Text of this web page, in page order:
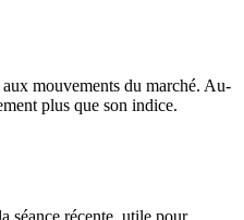
mouvements du marché. Au-
plus que son indice.
séance récente, utile pour